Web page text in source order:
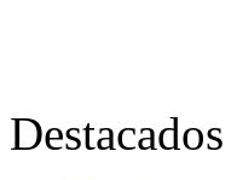
Destacados